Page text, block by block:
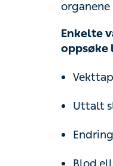
Enkelte
oppsøke
Vekttap
Uttalt
Blod